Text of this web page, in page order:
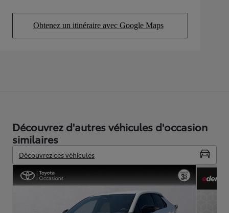
Obtenez un itinéraire avec Google Maps
(Opens in new tab)
Découvrez d'autres véhicules d'occasion
similaires
Découvrez ces véhicules